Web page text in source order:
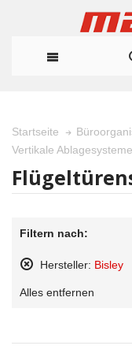
Startseite
Vertikale Ablagesysteme
Filtern nach:
Hersteller: Bisley
Artikel
Alles entfernen